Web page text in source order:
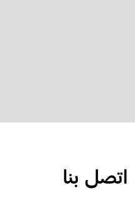
اتصل بنا